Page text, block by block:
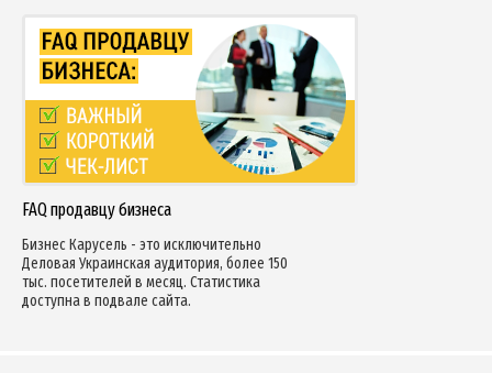
FAQ продавцу бизнеса
Бизнес Карусель - это исключительно
Деловая Украинская аудитория, более 150
тыс. посетителей в месяц. Статистика
доступна в подвале сайта.